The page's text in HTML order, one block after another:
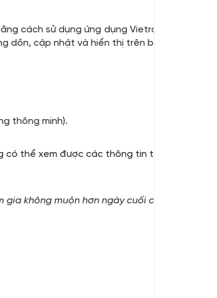
cách sử dụng ứng dụng Vietrace365 hoặc
dồn, cập nhật và hiển thị trên bảng kết quả
thông minh).
có thể xem được các thông tin trên nền tảng
không muộn hơn ngày cuối cùng của giải